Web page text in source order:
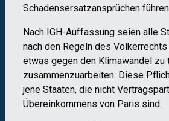
Schadensersatzansprüchen
Nach IGH-Auffassung seien alle
nach den Regeln des
etwas gegen den Klimawandel zu
zusammenzuarbeiten. Diese
jene Staaten, die nicht
Übereinkommens von Paris sind.